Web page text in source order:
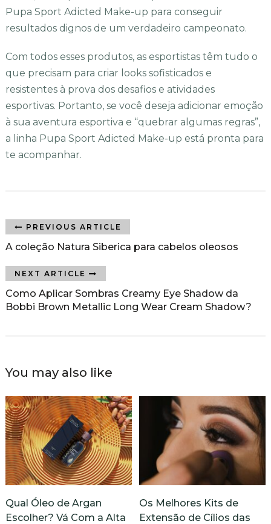
Pupa Sport Adicted Make-up para conseguir
resultados dignos de um verdadeiro campeonato.
Com todos esses produtos, as esportistas têm tudo o
que precisam para criar looks sofisticados e
resistentes à prova dos desafios e atividades
esportivas. Portanto, se você deseja adicionar emoção
à sua aventura esportiva e “quebrar algumas regras”,
a linha Pupa Sport Adicted Make-up está pronta para
te acompanhar.
PREVIOUS ARTICLE
A coleção Natura Siberica para cabelos oleosos
NEXT ARTICLE
Como Aplicar Sombras Creamy Eye Shadow da
Bobbi Brown Metallic Long Wear Cream Shadow?
You may also like
Qual Óleo de Argan
Escolher? Vá Com a Alta
Os Melhores Kits de
Extensão de Cílios das